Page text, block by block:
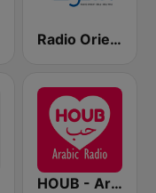
Radio Orient
HOUB - Arabic Radio